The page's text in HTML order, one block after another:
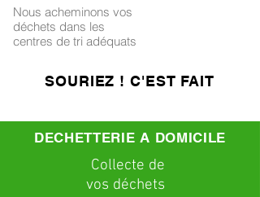
Nous acheminons vos
déchets dans les
centres de tri adéquats
SOURIEZ ! C'EST FAIT
DECHETTERIE A DOMICILE
Collecte de
vos déchets